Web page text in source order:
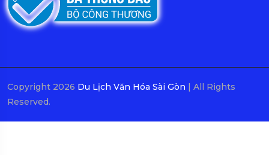
Copyright 2026 Du Lịch Văn Hóa Sài Gòn | All Rights
Reserved.